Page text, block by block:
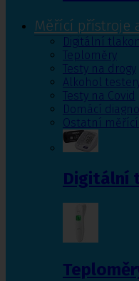
Měřící přístroje
Digitální
Teploměry
Testy na drogy
Alkohol
Testy na Covid
Domácí
Ostatní
Digitální